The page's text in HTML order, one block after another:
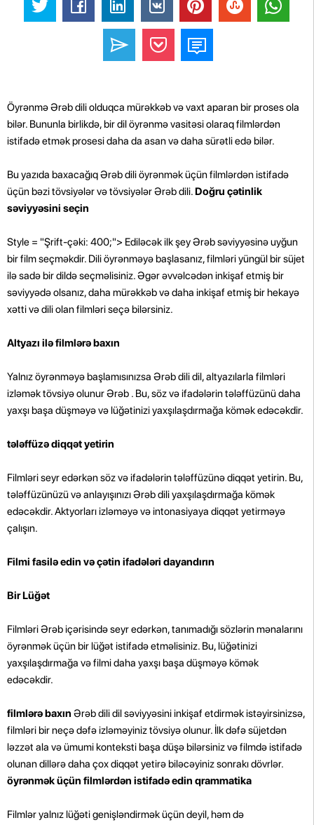
Öyrənmə Ərəb dili olduqca mürəkkəb və vaxt aparan bir proses ola
bilər. Bununla birlikdə, bir dil öyrənmə vasitəsi olaraq filmlərdən
istifadə etmək prosesi daha da asan və daha sürətli edə bilər.
Bu yazıda baxacağıq Ərəb dili öyrənmək üçün filmlərdən istifadə
üçün bəzi tövsiyələr və tövsiyələr Ərəb dili.Doğru çətinlik
səviyyəsini seçin
Style = "Şrift-çəki: 400;"> Ediləcək ilk şey Ərəb səviyyəsinə uyğun
bir film seçməkdir. Dili öyrənməyə başlasanız, filmləri yüngül bir süjet
ilə sadə bir dildə seçməlisiniz. Əgər əvvəlcədən inkişaf etmiş bir
səviyyədə olsanız, daha mürəkkəb və daha inkişaf etmiş bir hekayə
xətti və dili olan filmləri seçə bilərsiniz.
Altyazı ilə filmlərə baxın
Yalnız öyrənməyə başlamısınızsa Ərəb dili dil, altyazılarla filmləri
izləmək tövsiyə olunur Ərəb . Bu, söz və ifadələrin tələffüzünü daha
yaxşı başa düşməyə və lüğətinizi yaxşılaşdırmağa kömək edəcəkdir.
tələffüzə diqqət yetirin
Filmləri seyr edərkən söz və ifadələrin tələffüzünə diqqət yetirin. Bu,
tələffüzünüzü və anlayışınızı Ərəb dili yaxşılaşdırmağa kömək
edəcəkdir. Aktyorları izləməyə və intonasiyaya diqqət yetirməyə
çalışın.
Filmi fasilə edin və çətin ifadələri dayandırın
Bir Lüğət
Filmləri Ərəb içərisində seyr edərkən, tanımadığı sözlərin mənalarını
öyrənmək üçün bir lüğət istifadə etməlisiniz. Bu, lüğətinizi
yaxşılaşdırmağa və filmi daha yaxşı başa düşməyə kömək
edəcəkdir.
filmlərə baxın Ərəb dili dil səviyyəsini inkişaf etdirmək istəyirsinizsə,
filmləri bir neçə dəfə izləməyiniz tövsiyə olunur. İlk dəfə süjetdən
ləzzət ala və ümumi konteksti başa düşə bilərsiniz və filmdə istifadə
olunan dillərə daha çox diqqət yetirə biləcəyiniz sonrakı dövrlər.
öyrənmək üçün filmlərdən istifadə edin qrammatika
Filmlər yalnız lüğəti genişləndirmək üçün deyil, həm də